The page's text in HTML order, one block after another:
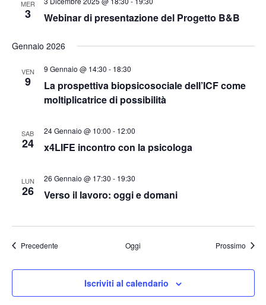
o
MER
3 Webinar di presentazione del Progetto B&B
Gennaio 2026
VEN
9
9 Gennaio @ 14:30 - 18:30
La prospettiva biopsicosociale dell’ICF come
moltiplicatrice di possibilità
SAB
24
24 Gennaio @ 10:00 - 12:00
x4LIFE incontro con la psicologa
LUN
26
26 Gennaio @ 17:30 - 19:30
Verso il lavoro: oggi e domani
PrecedenteEventi Oggi ProssimoEventi
Iscriviti al calendario